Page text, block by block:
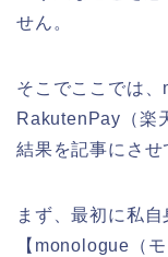
せん。
そこでここでは
RakutenPay（楽
結果を記事にさせ
まず、最初に私自
【monologue（